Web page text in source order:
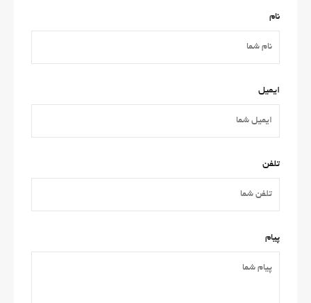
نام
ایمیل
تلفن
پیام